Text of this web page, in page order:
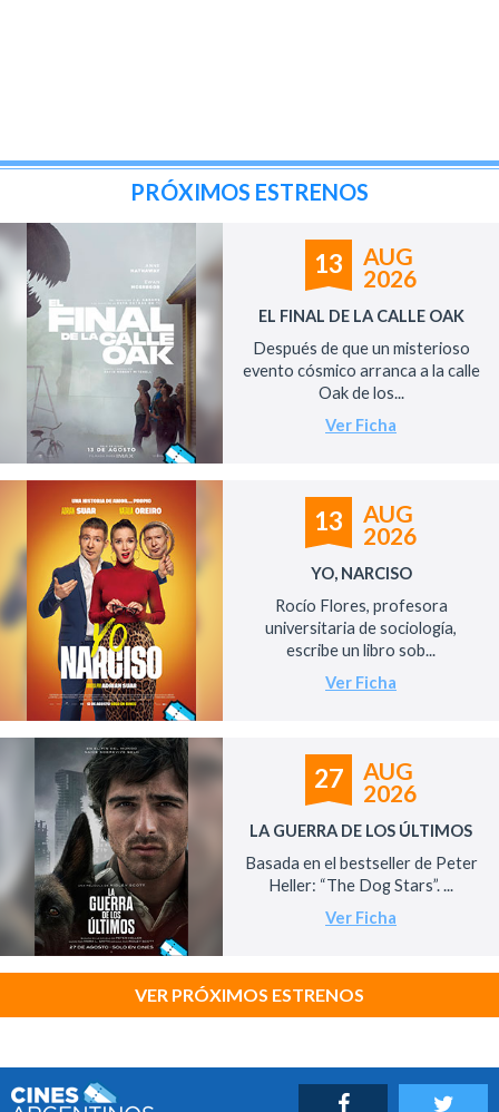
PRÓXIMOS ESTRENOS
13
AUG
2026
EL FINAL DE LA CALLE OAK
Después de que un misterioso
evento cósmico arranca a la calle
Oak de los...
Ver Ficha
13
AUG
2026
YO, NARCISO
Rocío Flores, profesora
universitaria de sociología,
escribe un libro sob...
Ver Ficha
27
AUG
2026
LA GUERRA DE LOS ÚLTIMOS
Basada en el bestseller de Peter
Heller: “The Dog Stars”. ...
Ver Ficha
VER PRÓXIMOS ESTRENOS